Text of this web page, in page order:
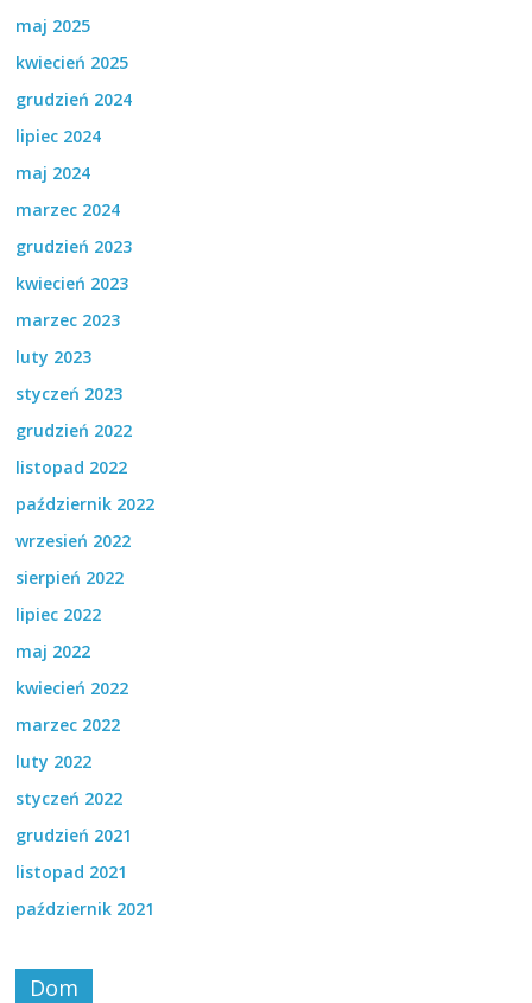
maj 2025
kwiecień 2025
grudzień 2024
lipiec 2024
maj 2024
marzec 2024
grudzień 2023
kwiecień 2023
marzec 2023
luty 2023
styczeń 2023
grudzień 2022
listopad 2022
październik 2022
wrzesień 2022
sierpień 2022
lipiec 2022
maj 2022
kwiecień 2022
marzec 2022
luty 2022
styczeń 2022
grudzień 2021
listopad 2021
październik 2021
Dom